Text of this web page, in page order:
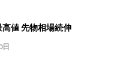
値 先物相場続伸